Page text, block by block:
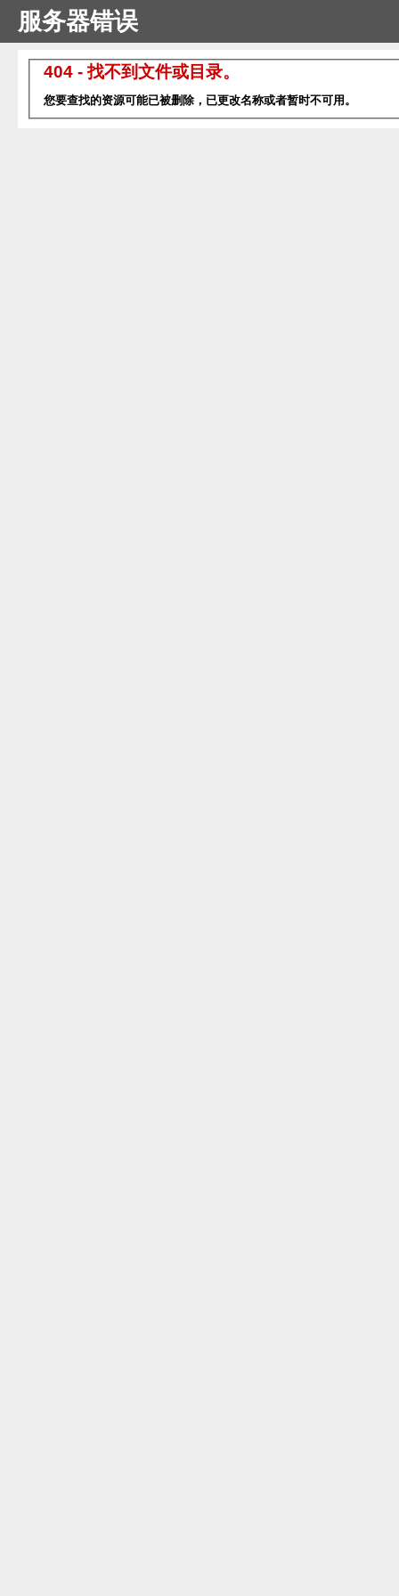
服务器错误
404 - 找不到文件或目录。
您要查找的资源可能已被删除，已更改名称或者暂时不可用。